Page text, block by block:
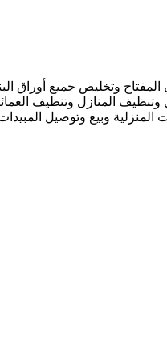
وتخليص جميع أوراق
المنازل وتنظيف
وبيع وتوصيل